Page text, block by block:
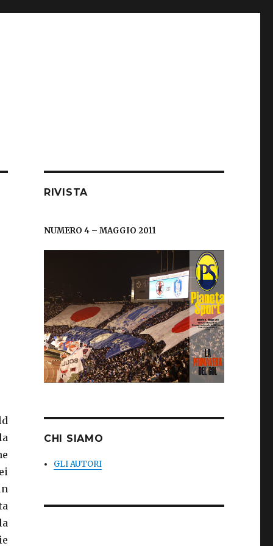
RIVISTA
NUMERO 4 – MAGGIO 2011
CHI SIAMO
GLI AUTORI